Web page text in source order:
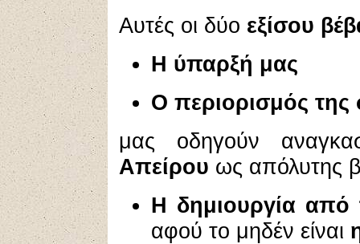
Αυτές οι δύο εξίσου
Η ύπαρξή μας
Ο περιορισμός της
μας οδηγούν
Απείρου ως απόλυτης
Η δημιουργία από
αφού το μηδέν είναι